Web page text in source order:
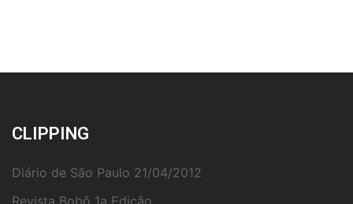
CLIPPING
Diário de São Paulo 21/04/2012
Revista Bobô 1a Edição